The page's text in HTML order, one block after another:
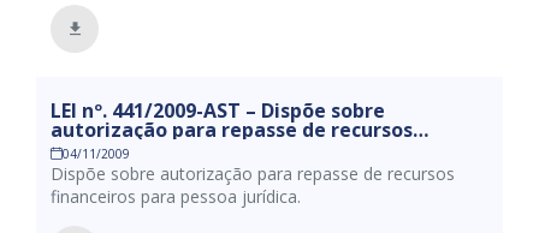
LEI nº. 441/2009-AST – Dispõe sobre
autorização para repasse de recursos
financeiros para pessoa jurídica.
04/11/2009
Dispõe sobre autorização para repasse de recursos
financeiros para pessoa jurídica.